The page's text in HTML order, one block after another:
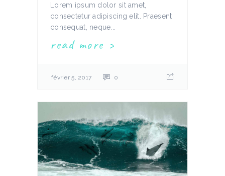
Lorem ipsum dolor sit amet,
consectetur adipiscing elit. Praesent
consequat, neque...
read more
février 5, 2017 0